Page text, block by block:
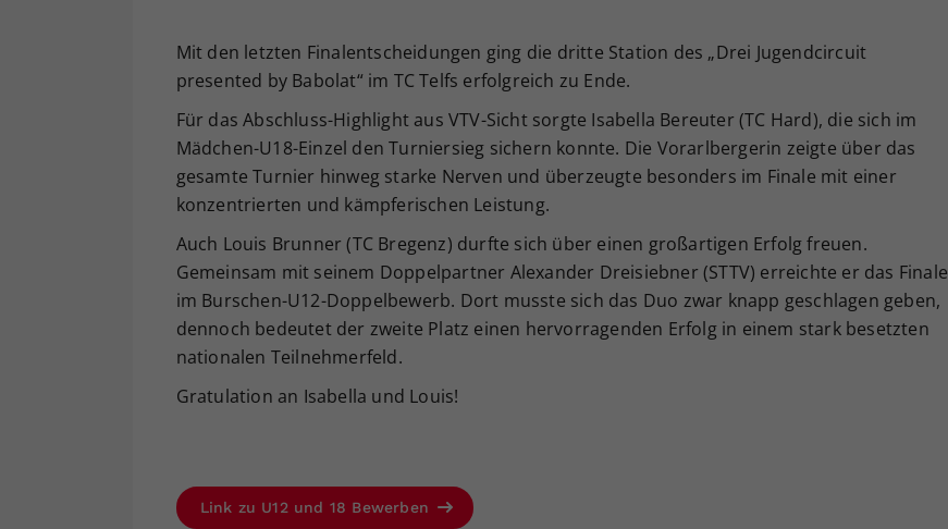
Mit den letzten Finalentscheidungen ging die dritte Station des „Drei Jugendcircuit
presented by Babolat“ im TC Telfs erfolgreich zu Ende.
Für das Abschluss-Highlight aus VTV-Sicht sorgte Isabella Bereuter (TC Hard), die sich im
Mädchen-U18-Einzel den Turniersieg sichern konnte. Die Vorarlbergerin zeigte über das
gesamte Turnier hinweg starke Nerven und überzeugte besonders im Finale mit einer
konzentrierten und kämpferischen Leistung.
Auch Louis Brunner (TC Bregenz) durfte sich über einen großartigen Erfolg freuen.
Gemeinsam mit seinem Doppelpartner Alexander Dreisiebner (STTV) erreichte er das Finale
im Burschen-U12-Doppelbewerb. Dort musste sich das Duo zwar knapp geschlagen geben,
dennoch bedeutet der zweite Platz einen hervorragenden Erfolg in einem stark besetzten
nationalen Teilnehmerfeld.
Gratulation an Isabella und Louis!
Link zu U12 und 18 Bewerben